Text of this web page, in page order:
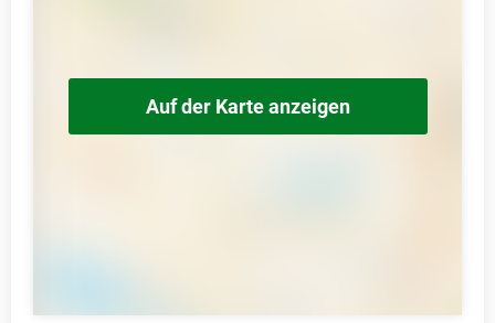
Auf der Karte anzeigen